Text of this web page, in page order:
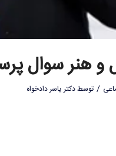
و هنر سوال
/ توسطدکتر یاسر دادخواه